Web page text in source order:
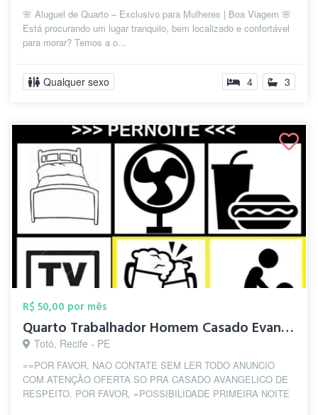
🌸 Aluguel de Quarto – Exclusivo para Mulheres | Boa Viagem 🌸
Está procurando um lugar tranquilo, bem localizado e confortável
para morar? Temos a o...
Qualquer sexo 4 3
R$ 50,00 por mês
Quarto Trabalhador Homem Casado Evangeli...
Totó, Recife - PE
==POR FAVOR, NAO CONTATE SEM LER TODO ANUNCIO
COM ATENÇÃO OFERTA SO PRA CASADO AVANGELICO DE
RESPEITO. POR FAVOR, =POSSIBILIDADE PRIMEIRA NOITE